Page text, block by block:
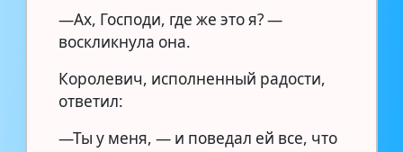
—Ах, Господи, где же это я? —
воскликнула она.
Королевич, исполненный радости,
ответил:
—Ты у меня, — и поведал ей все, что